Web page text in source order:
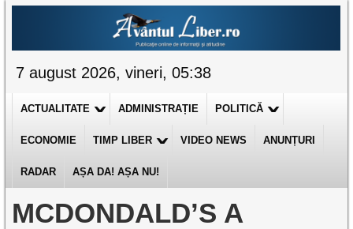
7 august 2026, vineri, 05:38
ACTUALITATE ADMINISTRAȚIE POLITICĂ
ECONOMIE TIMP LIBER VIDEO NEWS ANUNȚURI
RADAR AȘA DA! AȘA NU!
MCDONDALD’S A